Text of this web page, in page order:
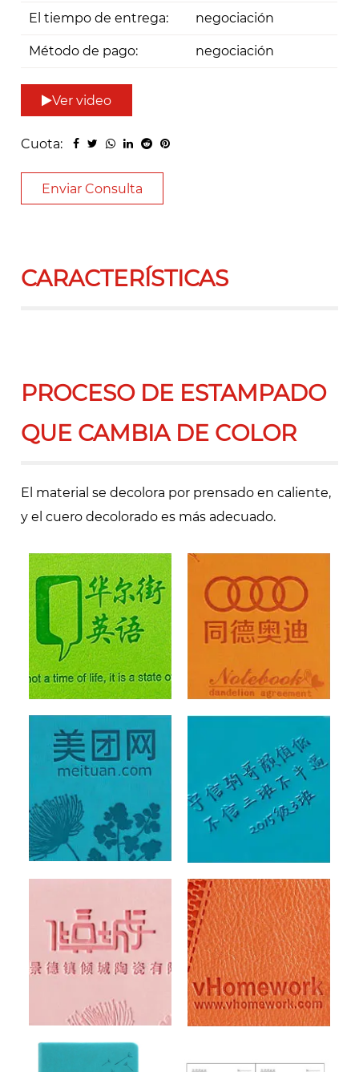
El tiempo de entrega: negociación
Método de pago: negociación
Ver video
Cuota:
Enviar Consulta
CARACTERÍSTICAS
PROCESO DE ESTAMPADO
QUE CAMBIA DE COLOR
El material se decolora por prensado en caliente,
y el cuero decolorado es más adecuado.